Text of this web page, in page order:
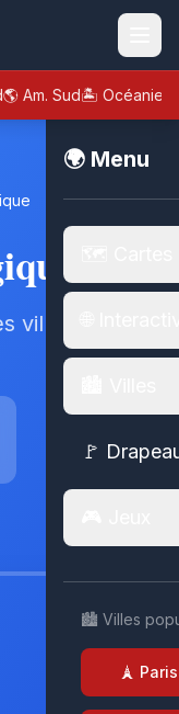
🌎 Am. Sud🏝️ Océanie
🌍 Menu
🚩
🏙️ Villes
🗼 Paris
villes de